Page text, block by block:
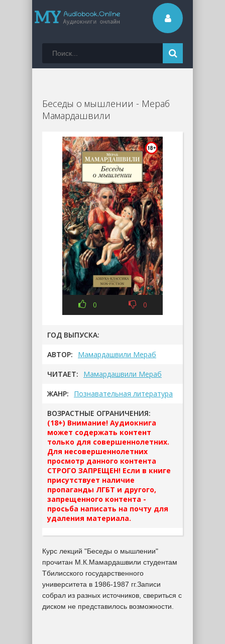
Беседы о мышлении - Мераб
Мамардашвили
0 0
ГОД ВЫПУСКА:
АВТОР: Мамардашвили Мераб
ЧИТАЕТ: Мамардашвили Мераб
ЖАНР: Познавательная литература
ВОЗРАСТНЫЕ ОГРАНИЧЕНИЯ:
(18+) Внимание! Аудиокнига
может содержать контент
только для совершеннолетних.
Для несовершеннолетних
просмотр данного контента
СТРОГО ЗАПРЕЩЕН! Если в книге
присутствует наличие
пропаганды ЛГБТ и другого,
запрещенного контента -
просьба написать на почту для
удаления материала.
Курс лекций "Беседы о мышлении"
прочитан М.К.Мамардашвили студентам
Тбилисского государственного
университета в 1986-1987 гг.Записи
собрал из разных источников, свериться с
диском не представилось возможности.